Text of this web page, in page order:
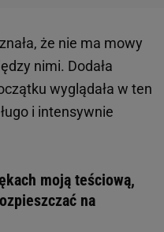
że nie ma mowy
nimi. Dodała
wyglądała w ten
i intensywnie
moją teściową,
na